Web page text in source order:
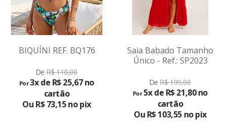
BIQUÍNI REF. BQ176
DeR$ 110,00
Por3x de R$ 25,67 no
cartão
Ou R$ 73,15 no pix
Saia Babado Tamanho
Único - Ref.: SP2023
DeR$ 199,00
Por 5x de R$ 21,80 no
cartão
Ou R$ 103,55 no pix
PRODUTO